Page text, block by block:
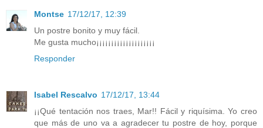
Montse 17/12/17, 12:39
Un postre bonito y muy fácil.
Me gusta mucho¡¡¡¡¡¡¡¡¡¡¡¡¡¡¡¡¡¡¡¡
Responder
Isabel Rescalvo 17/12/17, 13:44
¡¡Qué tentación nos traes, Mar!! Fácil y riquísima. Yo creo
que más de uno va a agradecer tu postre de hoy, porque